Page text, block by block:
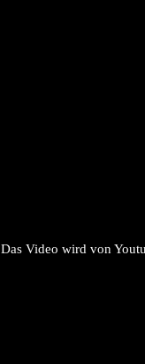
Das Video wird von